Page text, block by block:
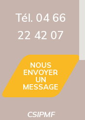
Tél. 04 66
22 42 07‬
NOUS
ENVOYER
UN
MESSAGE
CSIPMF